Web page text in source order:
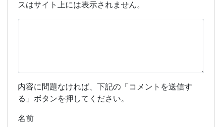
スはサイト上には表示されません。
内容に問題なければ、下記の「コメントを送信す
る」ボタンを押してください。
名前